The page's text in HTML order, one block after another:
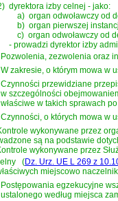
dyrektora izby celnej - jako:
a) organ odwoławczy od
b) organ pierwszej
c) organ odwoławczy od
- prowadzi dyrektor izby
Pozwolenia, zezwolenia oraz
W zakresie, o którym mowa w
Czynności przewidziane
w szczególności
właściwe w takich sprawach
Czynności, o których mowa w
wykonywane przez
są na podstawie
wykonywane przez
(Dz. Urz. UE L 269 z
miejscowo
Postępowania egzekucyjne
ustalonego według miejsca